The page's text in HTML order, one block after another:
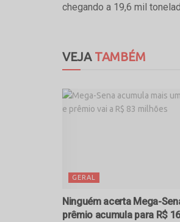
chegando a 19,6 mil
VEJATAMBÉM
GERAL
Ninguém acerta Mega-
prêmio acumula para R$